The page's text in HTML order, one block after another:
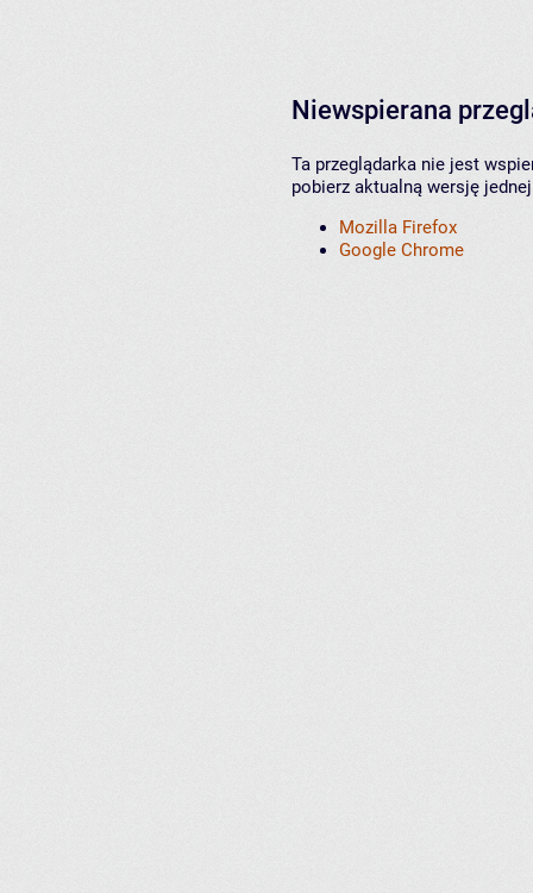
Niewspierana
Ta przeglądarka nie jest
pobierz aktualną wersję
Mozilla Firefox
Google Chrome